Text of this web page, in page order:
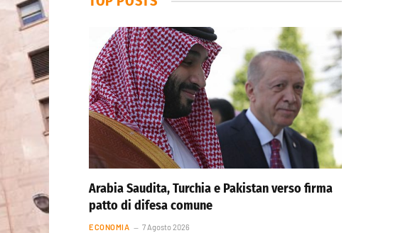
Arabia Saudita, Turchia e Pakistan verso firma
patto di difesa comune
ECONOMIA 7 Agosto 2026